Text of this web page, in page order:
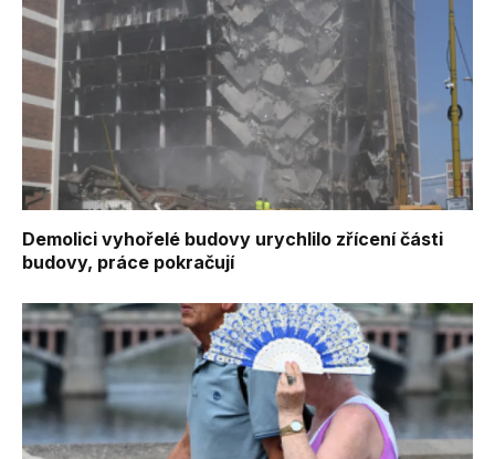
Demolici vyhořelé budovy urychlilo zřícení části
budovy, práce pokračují